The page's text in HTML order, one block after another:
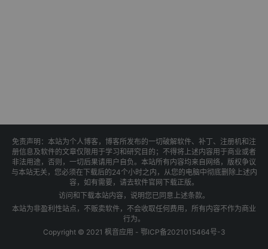
免责声明：本站为个人博客，博客所发布的一切破解软件、补丁、注册机和注
册信息及软件的文章仅限用于学习和研究目的；不得将上述内容用于商业或者
非法用途，否则，一切后果请用户自负。本站所有内容均来自网络，版权争议
与本站无关，您必须在下载后的24个小时之内，从您的电脑中彻底删除上述内
容，如有需要，请去软件官网下载正版。
访问和下载本站内容，说明您已同意上述条款。
本站为非盈利性站点，不贩卖软件，不会收取任何费用，所有内容不作为商业
行为。
Copyright © 2021 枫音应用 - 鄂ICP备2021015464号-3